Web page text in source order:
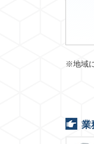
※地域
業